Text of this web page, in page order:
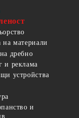
на материали
дребно
и реклама
устройства
и